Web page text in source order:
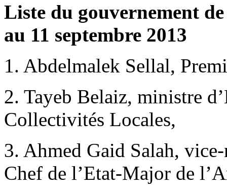
Liste du gouvernement
au 11 septembre 2013
1. Abdelmalek Sellal,
2. Tayeb Belaiz, ministre
Collectivités Locales,
3. Ahmed Gaid Salah,
Chef de l’Etat-Major de